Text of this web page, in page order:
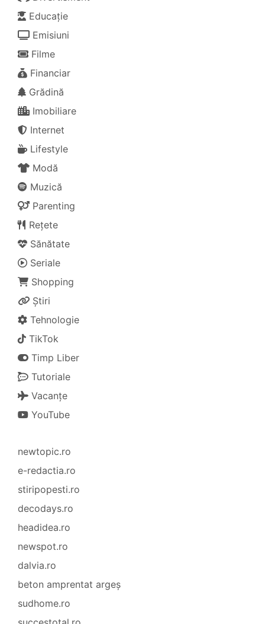
Educație
Emisiuni
Filme
Financiar
Grădină
Imobiliare
Internet
Lifestyle
Modă
Muzică
Parenting
Rețete
Sănătate
Seriale
Shopping
Știri
Tehnologie
TikTok
Timp Liber
Tutoriale
Vacanțe
YouTube
newtopic.ro
e-redactia.ro
stiripopesti.ro
decodays.ro
headidea.ro
newspot.ro
dalvia.ro
beton amprentat argeș
sudhome.ro